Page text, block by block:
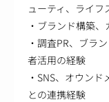
ューティ、ライ
・ブランド構築
・調査PR、ブラ
者活用の経験
・SNS、オウン
との連携経験